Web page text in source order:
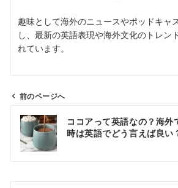
趣味として海外のニュースやポッドキャ
し、最新の英語表現や海外文化のトレン
れています。
前のページへ
ココアって英語なの？海外
時は英語でどう言えば良い